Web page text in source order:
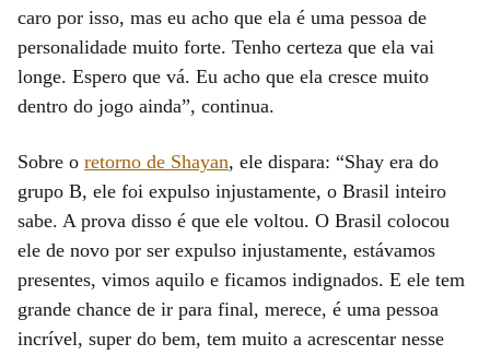
caro por isso, mas eu acho que ela é uma pessoa de
personalidade muito forte. Tenho certeza que ela vai
longe. Espero que vá. Eu acho que ela cresce muito
dentro do jogo ainda”, continua.
Sobre o retorno de Shayan, ele dispara: “Shay era do
grupo B, ele foi expulso injustamente, o Brasil inteiro
sabe. A prova disso é que ele voltou. O Brasil colocou
ele de novo por ser expulso injustamente, estávamos
presentes, vimos aquilo e ficamos indignados. E ele tem
grande chance de ir para final, merece, é uma pessoa
incrível, super do bem, tem muito a acrescentar nesse